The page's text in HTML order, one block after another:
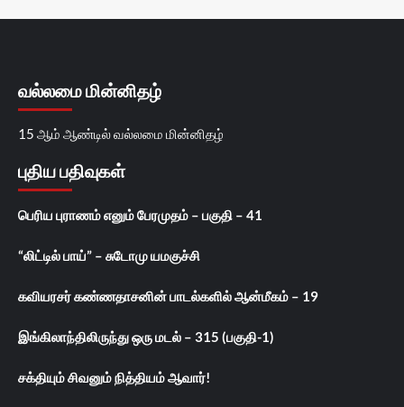
வல்லமை மின்னிதழ்
15 ஆம் ஆண்டில் வல்லமை மின்னிதழ்
புதிய பதிவுகள்
பெரிய புராணம் எனும் பேரமுதம் – பகுதி – 41
“லிட்டில் பாய்” – சுடோமு யமகுச்சி
கவியரசர் கண்ணதாசனின் பாடல்களில் ஆன்மீகம் – 19
இங்கிலாந்திலிருந்து ஒரு மடல் – 315 (பகுதி-1)
சக்தியும் சிவனும் நித்தியம் ஆவார்!